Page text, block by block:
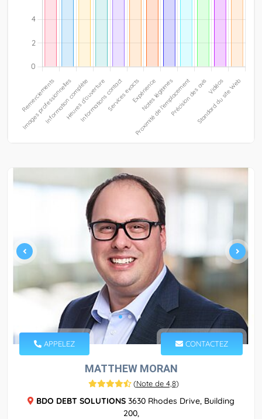
APPELEZ CONTACTEZ
MATTHEW MORAN
(Note de 4,8)
BDO DEBT SOLUTIONS 3630 Rhodes Drive, Building
200,